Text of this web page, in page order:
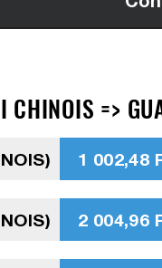
=>
1 002,48
2 004,96